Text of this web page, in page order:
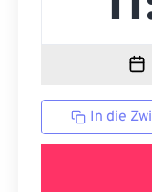
In die